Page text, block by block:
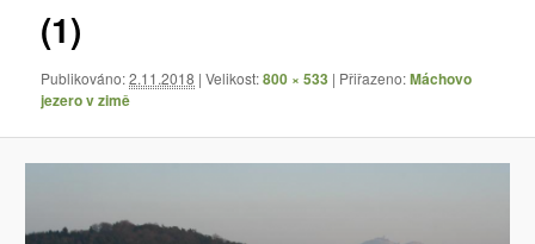
(1)
Publikováno:2.11.2018 | Velikost:800 × 533 | Přiřazeno:Máchovo
jezero v zimě